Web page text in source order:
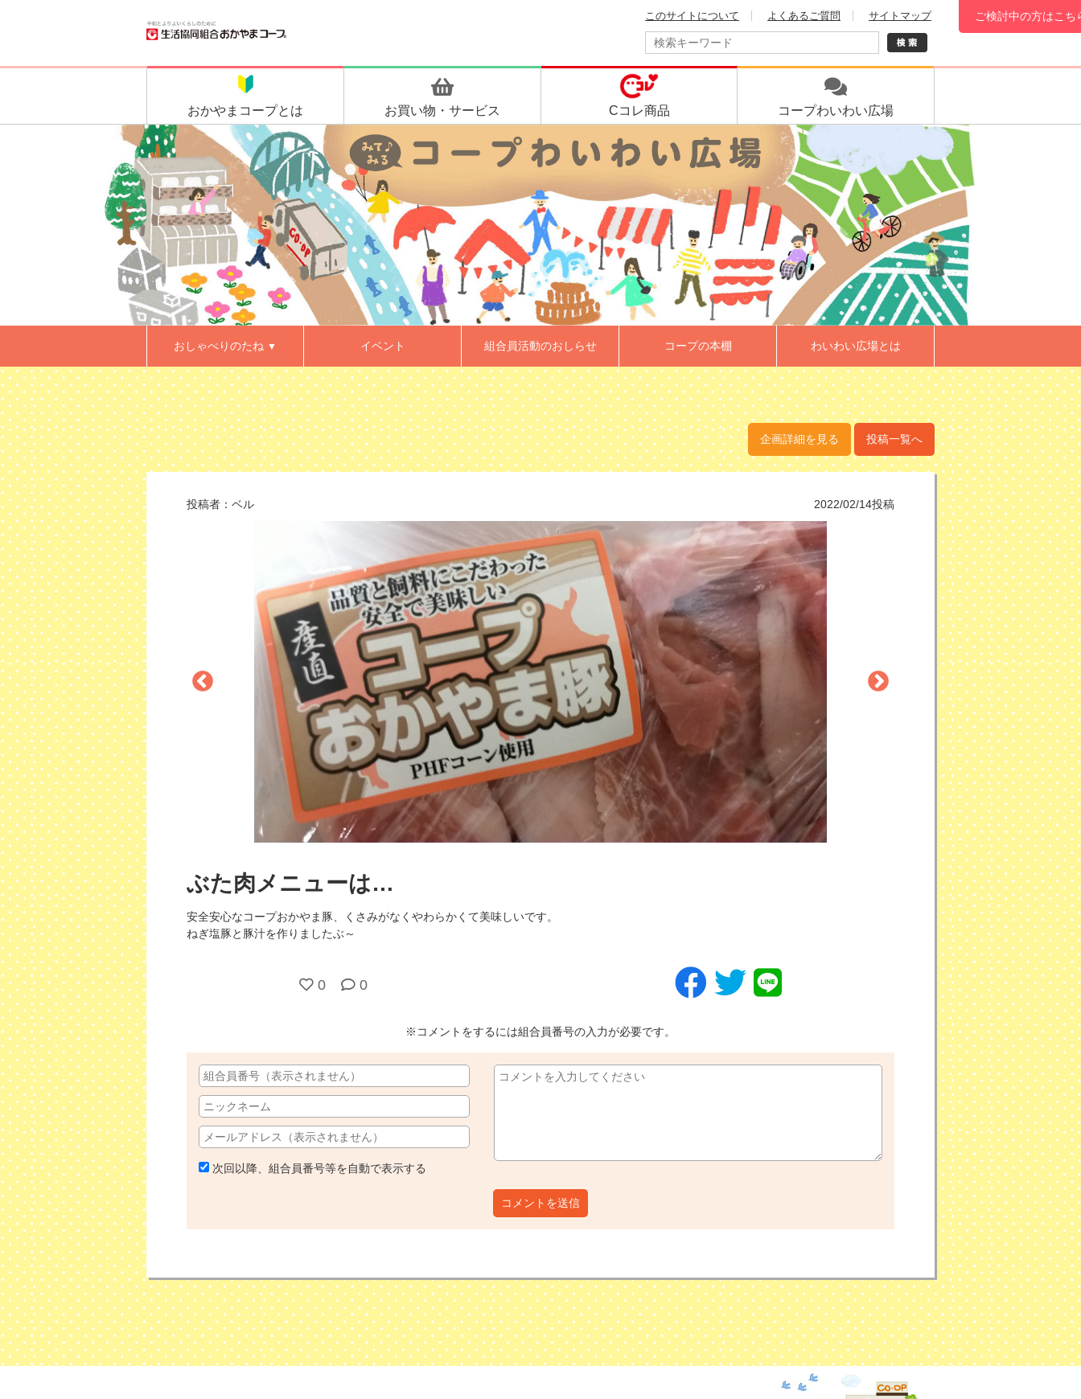
このサイトについて よくあるご質問 サイトマップ ご検討中の方はこち
おかやま コープとは お買い物・ サービス Cコレ商品 コープわいわい広場
おしゃべりのたね ▼ イベント 組合員活動のおしらせ コープの本棚 わいわい広場とは
企画詳細を見る 投稿一覧へ
投稿者： ベル 2022/02/14投稿
ぶた肉メニューは…
安全安心なコープおかやま豚、くさみがなくやわらかくて美味しいです。
ねぎ塩豚と豚汁を作りましたぶ～
0 0
※コメントをするには組合員番号の入力が必要です。
次回以降、組合員番号等を自動で表示する
コメントを送信